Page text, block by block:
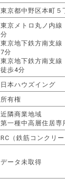
東京都中野区本町５
東京メトロ丸ノ内線
分
東京地下鉄方南支線
7分
東京地下鉄方南支線
徒歩4分
日本ハウズイング
所有権
近隣商業地域
第一種中高層住居専
RC（鉄筋コンクリー
データ未取得